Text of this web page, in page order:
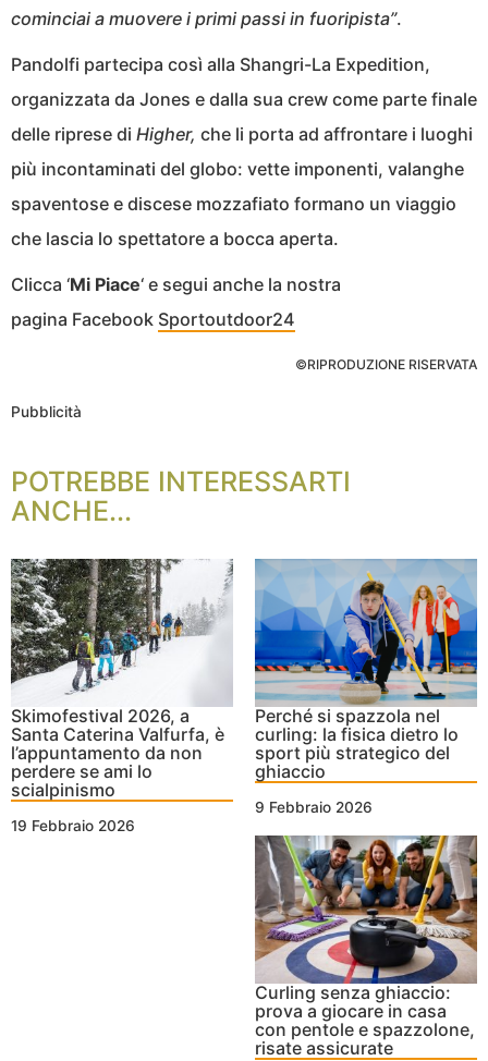
cominciai a muovere i primi passi in fuoripista”.
Pandolfi partecipa così alla Shangri-La Expedition,
organizzata da Jones e dalla sua crew come parte finale
delle riprese di Higher, che li porta ad affrontare i luoghi
più incontaminati del globo: vette imponenti, valanghe
spaventose e discese mozzafiato formano un viaggio
che lascia lo spettatore a bocca aperta.
Clicca ‘Mi Piace‘ e segui anche la nostra
pagina Facebook Sportoutdoor24
©RIPRODUZIONE RISERVATA
Pubblicità
POTREBBE INTERESSARTI
ANCHE...
Skimofestival 2026, a
Santa Caterina Valfurfa, è
l’appuntamento da non
perdere se ami lo
scialpinismo
19 Febbraio 2026
Perché si spazzola nel
curling: la fisica dietro lo
sport più strategico del
ghiaccio
9 Febbraio 2026
Curling senza ghiaccio:
prova a giocare in casa
con pentole e spazzolone,
risate assicurate